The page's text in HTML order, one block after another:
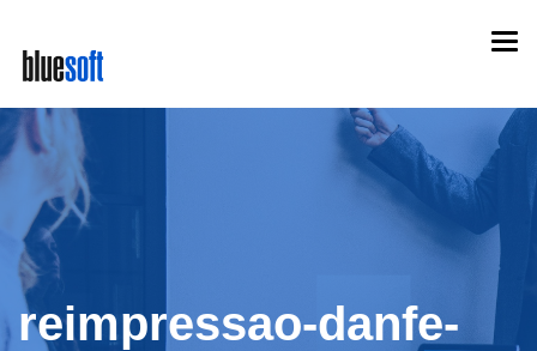
main
content
reimpressao-danfe-